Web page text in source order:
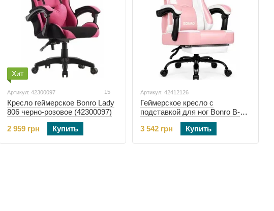
Хит
Артикул: 42300097 15
Кресло геймерское Bonro Lady
806 черно-розовое (42300097)
2 959 грн
Купить
Артикул: 42412126
Геймерское кресло с
подставкой для ног Bonro B-
203 розово-белое (42412126)
3 542 грн
Купить